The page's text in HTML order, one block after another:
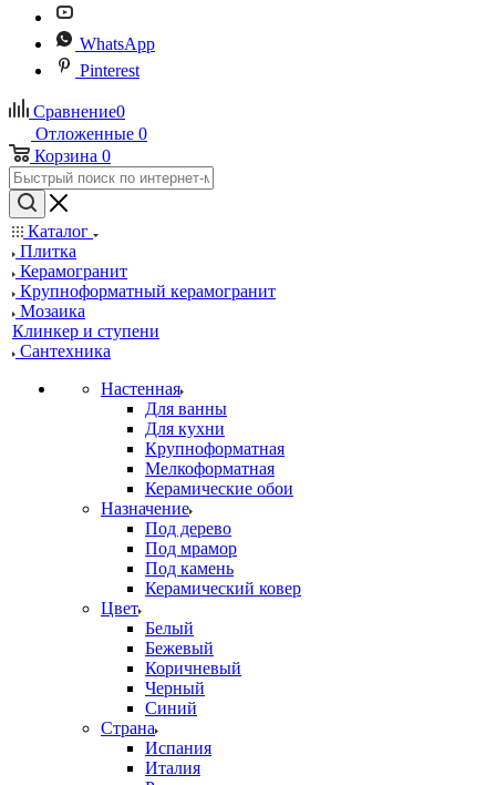
WhatsApp
Pinterest
Сравнение0
Отложенные 0
Корзина 0
Каталог
Плитка
Керамогранит
Крупноформатный керамогранит
Мозаика
Клинкер и ступени
Сантехника
Настенная
Для ванны
Для кухни
Крупноформатная
Мелкоформатная
Керамические обои
Назначение
Под дерево
Под мрамор
Под камень
Керамический ковер
Цвет
Белый
Бежевый
Коричневый
Черный
Синий
Страна
Испания
Италия